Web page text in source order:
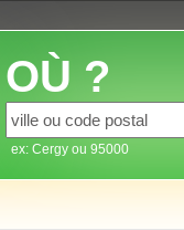
OÙ ?
ex: Cergy ou 95000